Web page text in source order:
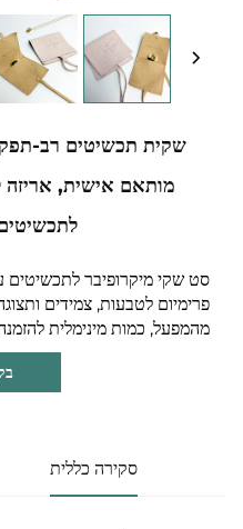
שקית תכשיטים רב-
מותאם אישית,
סט שקי מיקרופיבר
פרימיום לטבעות, צמידים
מהמפעל, כמות מינימלית
סקירה כללית